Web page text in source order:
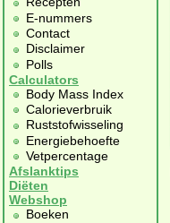
E-nummers
Contact
Disclaimer
Polls
Calculators
Body Mass Index
Calorieverbruik
Ruststofwisseling
Energiebehoefte
Vetpercentage
Afslanktips
Diëten
Webshop
Boeken